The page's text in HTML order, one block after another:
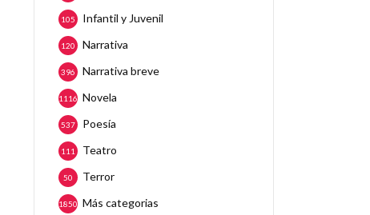
Infantil y Juvenil
105
Narrativa
120
Narrativa breve
396
Novela
1116
Poesía
537
Teatro
111
Terror
50
Más categorias
1850